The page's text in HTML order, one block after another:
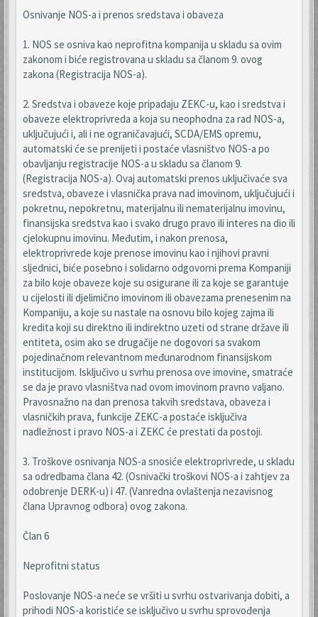
Osnivanje NOS-a i prenos sredstava i obaveza
1. NOS se osniva kao neprofitna kompanija u skladu sa ovim
zakonom i biće registrovana u skladu sa članom 9. ovog
zakona (Registracija NOS-a).
2. Sredstva i obaveze koje pripadaju ZEKC-u, kao i sredstva i
obaveze elektroprivreda a koja su neophodna za rad NOS-a,
uključujući i, ali i ne ograničavajući, SCDA/EMS opremu,
automatski će se prenijeti i postaće vlasništvo NOS-a po
obavljanju registracije NOS-a u skladu sa članom 9.
(Registracija NOS-a). Ovaj automatski prenos uključivaće sva
sredstva, obaveze i vlasnička prava nad imovinom, uključujući i
pokretnu, nepokretnu, materijalnu ili nematerijalnu imovinu,
finansijska sredstva kao i svako drugo pravo ili interes na dio ili
cjelokupnu imovinu. Međutim, i nakon prenosa,
elektroprivrede koje prenose imovinu kao i njihovi pravni
sljednici, biće posebno i solidarno odgovorni prema Kompaniji
za bilo koje obaveze koje su osigurane ili za koje se garantuje
u cijelosti ili djelimično imovinom ili obavezama prenesenim na
Kompaniju, a koje su nastale na osnovu bilo kojeg zajma ili
kredita koji su direktno ili indirektno uzeti od strane države ili
entiteta, osim ako se drugačije ne dogovori sa svakom
pojedinačnom relevantnom međunarodnom finansijskom
institucijom. Isključivo u svrhu prenosa ove imovine, smatraće
se da je pravo vlasništva nad ovom imovinom pravno valjano.
Pravosnažno na dan prenosa takvih sredstava, obaveza i
vlasničkih prava, funkcije ZEKC-a postaće isključiva
nadležnost i pravo NOS-a i ZEKC će prestati da postoji.
3. Troškove osnivanja NOS-a snosiće elektroprivrede, u skladu
sa odredbama člana 42. (Osnivački troškovi NOS-a i zahtjev za
odobrenje DERK-u) i 47. (Vanredna ovlaštenja nezavisnog
člana Upravnog odbora) ovog zakona.
Član 6
Neprofitni status
Poslovanje NOS-a neće se vršiti u svrhu ostvarivanja dobiti, a
prihodi NOS-a koristiće se isključivo u svrhu sprovođenja